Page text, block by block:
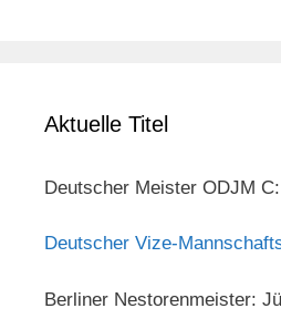
Aktuelle Titel
Deutscher Meister ODJM
Deutscher Vize-
Berliner Nestorenmeister: